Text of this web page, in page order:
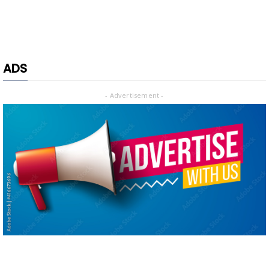
ADS
- Advertisement -